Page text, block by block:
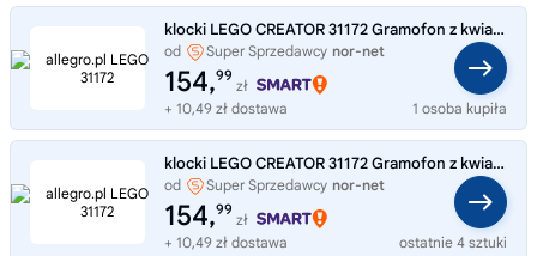
klocki LEGO CREATOR 31172 Gramofon z kwiatami
od Super Sprzedawcy nor-net
154,99
zł
+ 10,49 zł dostawa
1 osoba kupiła
klocki LEGO CREATOR 31172 Gramofon z kwiatami
od Super Sprzedawcy nor-net
154,99
zł
+ 10,49 zł dostawa
ostatnie 4 sztuki